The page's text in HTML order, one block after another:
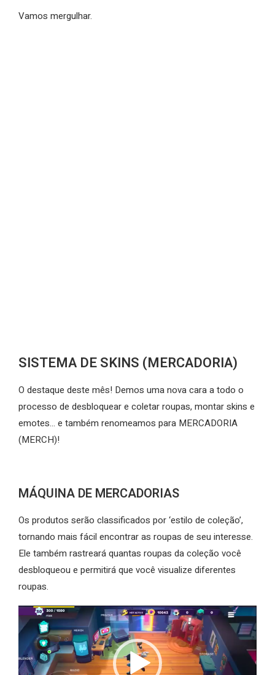
Vamos mergulhar.
SISTEMA DE SKINS (MERCADORIA)
O destaque deste mês! Demos uma nova cara a todo o
processo de desbloquear e coletar roupas, montar skins e
emotes… e também renomeamos para MERCADORIA
(MERCH)!
MÁQUINA DE MERCADORIAS
Os produtos serão classificados por ‘estilo de coleção’,
tornando mais fácil encontrar as roupas de seu interesse.
Ele também rastreará quantas roupas da coleção você
desbloqueou e permitirá que você visualize diferentes
roupas.
Tocador
de
vídeo